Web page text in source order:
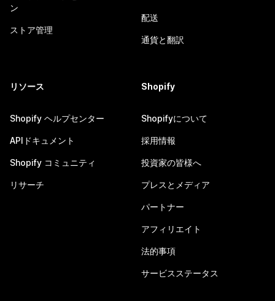
ン
ストア管理
配送
通貨と翻訳
リソース
Shopify ヘルプセンター
APIドキュメント
Shopify コミュニティ
リサーチ
Shopify
Shopifyについて
採用情報
投資家の皆様へ
プレスとメディア
パートナー
アフィリエイト
法的事項
サービスステータス